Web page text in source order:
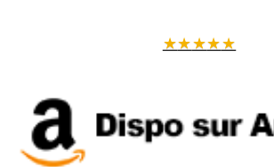
★★★★★